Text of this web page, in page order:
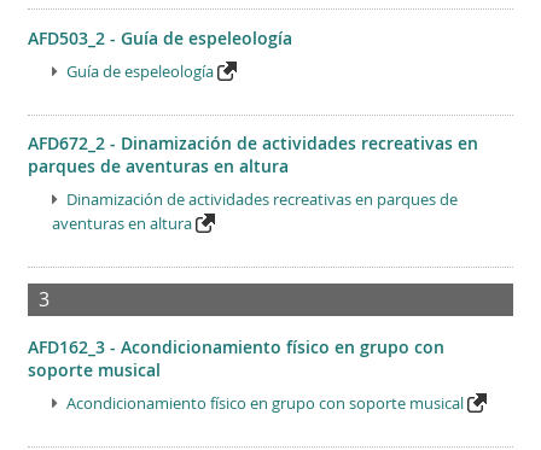
AFD503_2 - Guía de espeleología
Guía de espeleología
AFD672_2 - Dinamización de actividades recreativas en
parques de aventuras en altura
Dinamización de actividades recreativas en parques de
aventuras en altura
3
AFD162_3 - Acondicionamiento físico en grupo con
soporte musical
Acondicionamiento físico en grupo con soporte musical